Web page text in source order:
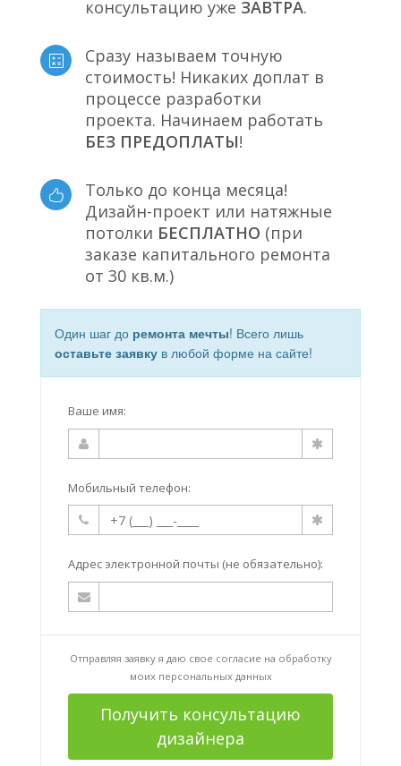
консультацию уже ЗАВТРА.
Сразу называем точную
стоимость! Никаких доплат в
процессе разработки
проекта. Начинаем работать
БЕЗ ПРЕДОПЛАТЫ!
Только до конца месяца!
Дизайн-проект или натяжные
потолки БЕСПЛАТНО (при
заказе капитального ремонта
от 30 кв.м.)
Один шаг до ремонта мечты! Всего лишь
оставьте заявку в любой форме на сайте!
Ваше имя:
Мобильный телефон:
Адрес электронной почты (не обязательно):
Отправляя заявку я даю свое согласие на обработку
моих персональных данных
Получить консультацию
дизайнера